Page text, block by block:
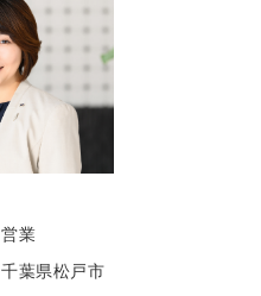
営業
千葉県松戸市